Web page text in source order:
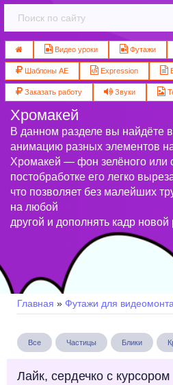
Видео уроки Футажи
Шаблоны AE Expression
Заказать работу Звуки
Хромакей
В данном разделе вы найдёте
анимацию разных элементов
Хромакей — фон зелёного или
постобработке его легко
что позволяет без малейших
на любой
другой и дополнять кадр новой
Главная » Футажи для
Все Частицы Блики
Лайк, сердечко с курсором